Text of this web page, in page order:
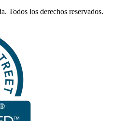
Todos los derechos reservados.